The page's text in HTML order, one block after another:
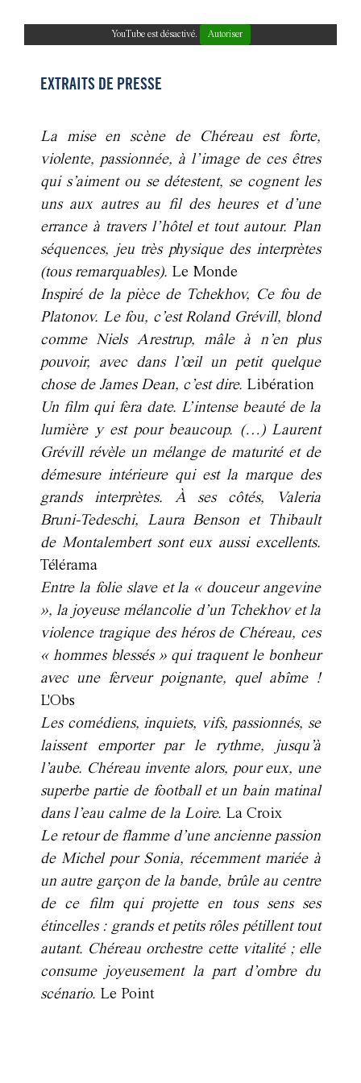
YouTube est désactivé. Autoriser
EXTRAITS DE PRESSE
La mise en scène de Chéreau est forte,
violente, passionnée, à l’image de ces êtres
qui s’aiment ou se détestent, se cognent les
uns aux autres au fil des heures et d’une
errance à travers l’hôtel et tout autour. Plan
séquences, jeu très physique des interprètes
(tous remarquables). Le Monde
Inspiré de la pièce de Tchekhov, Ce fou de
Platonov. Le fou, c’est Roland Grévill, blond
comme Niels Arestrup, mâle à n’en plus
pouvoir, avec dans l’œil un petit quelque
chose de James Dean, c’est dire. Libération
Un film qui fera date. L’intense beauté de la
lumière y est pour beaucoup. (…) Laurent
Grévill révèle un mélange de maturité et de
démesure intérieure qui est la marque des
grands interprètes. À ses côtés, Valeria
Bruni-Tedeschi, Laura Benson et Thibault
de Montalembert sont eux aussi excellents.
Télérama
Entre la folie slave et la « douceur angevine
», la joyeuse mélancolie d’un Tchekhov et la
violence tragique des héros de Chéreau, ces
« hommes blessés » qui traquent le bonheur
avec une ferveur poignante, quel abîme !
L'Obs
Les comédiens, inquiets, vifs, passionnés, se
laissent emporter par le rythme, jusqu’à
l’aube. Chéreau invente alors, pour eux, une
superbe partie de football et un bain matinal
dans l’eau calme de la Loire. La Croix
Le retour de flamme d’une ancienne passion
de Michel pour Sonia, récemment mariée à
un autre garçon de la bande, brûle au centre
de ce film qui projette en tous sens ses
étincelles : grands et petits rôles pétillent tout
autant. Chéreau orchestre cette vitalité ; elle
consume joyeusement la part d’ombre du
scénario. Le Point